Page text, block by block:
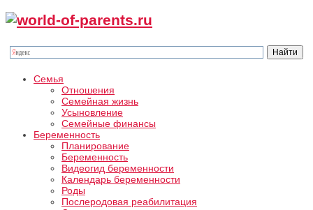
Семья
Отношения
Семейная жизнь
Усыновление
Семейные финансы
Беременность
Планирование
Беременность
Видеогид беременности
Календарь беременности
Роды
Послеродовая реабилитация